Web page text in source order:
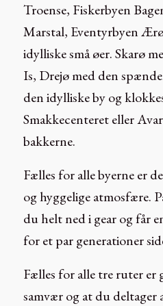
Troense, Fiskerbyen
Marstal, Eventyrbyen
idylliske små øer. Skarø
Is, Drejø med den
den idylliske by og
Smakkecenteret eller
bakkerne.
Fælles for alle byerne er
og hyggelige atmosfære.
du helt ned i gear og får
for et par generationer
Fælles for alle tre ruter er
samvær og at du deltager